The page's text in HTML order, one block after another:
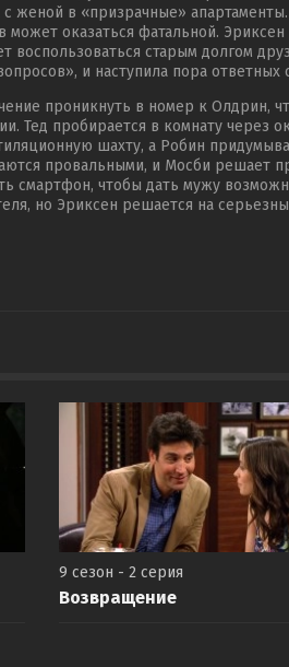
женой в «призрачные»
может оказаться фатальной.
воспользоваться старым долгом
и наступила пора ответных
проникнуть в номер к Олдрин,
Тед пробирается в комнату через
шахту, а Робин
провальными, и Мосби решает
смартфон, чтобы дать мужу
но Эриксен решается на
9 сезон - 2 серия
Возвращение